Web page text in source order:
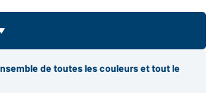
de toutes les couleurs et tout le